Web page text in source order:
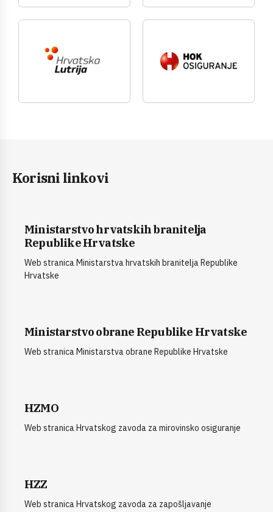
Korisni linkovi
Ministarstvo hrvatskih branitelja
Republike Hrvatske
Web stranica Ministarstva hrvatskih branitelja Republike
Hrvatske
Ministarstvo obrane Republike Hrvatske
Web stranica Ministarstva obrane Republike Hrvatske
HZMO
Web stranica Hrvatskog zavoda za mirovinsko osiguranje
HZZ
Web stranica Hrvatskog zavoda za zapošljavanje